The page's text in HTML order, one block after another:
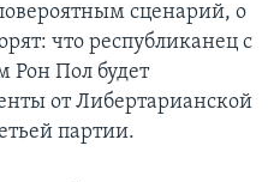
сценарий, о
что республиканец с
Рон Пол будет
от Либертарианской
партии.